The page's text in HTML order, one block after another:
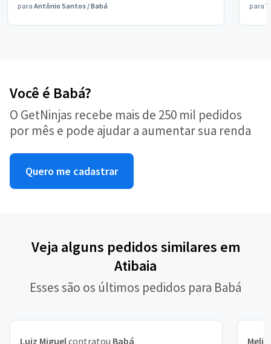
para Antônio Santos /Babá para
Você é Babá?
O GetNinjas recebe mais de 250 mil pedidos
por mês e pode ajudar a aumentar sua renda
Quero me cadastrar
Veja alguns pedidos similares em
Atibaia
Esses são os últimos pedidos para Babá
Luiz Miguelcontratou Babá